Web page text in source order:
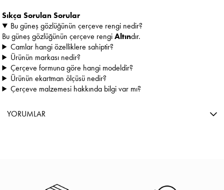
Sıkça Sorulan Sorular
Bu güneş gözlüğünün çerçeve rengi nedir?
Bu güneş gözlüğünün çerçeve rengiAltındır.
Camlar hangi özelliklere sahiptir?
Ürünün markası nedir?
Çerçeve formuna göre hangi modeldir?
Ürünün ekartman ölçüsü nedir?
Çerçeve malzemesi hakkında bilgi var mı?
YORUMLAR